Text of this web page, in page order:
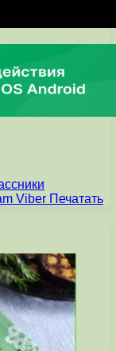
Viber Печатать